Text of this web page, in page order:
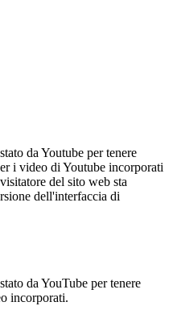
da Youtube per tenere
i video di Youtube incorporati
del sito web sta
dell'interfaccia di
da YouTube per tenere
incorporati.